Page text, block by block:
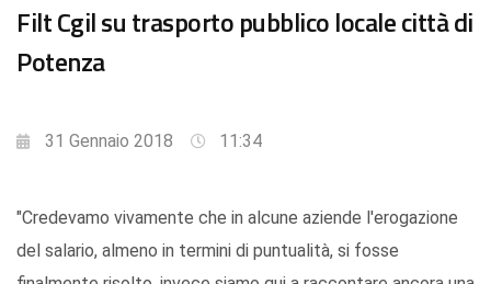
Filt Cgil su trasporto pubblico locale città di
Potenza
31 Gennaio 2018 11:34
"Credevamo vivamente che in alcune aziende l'erogazione
del salario, almeno in termini di puntualità, si fosse